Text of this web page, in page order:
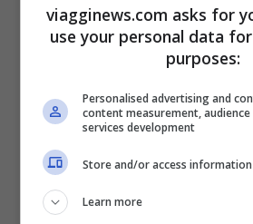
l’artista ha mostrato più
sue opere il suo estremo
a favore della Brexit. Il
fa, nei pressi del porto di
operaio impegnato a
viagginews.com asks for
use your personal data
purposes:
Personalised advertising and
content measurement, audience
services development
Store and/or access
Learn more